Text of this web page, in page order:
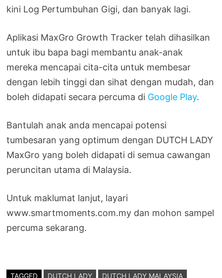
kini Log Pertumbuhan Gigi, dan banyak lagi.
Aplikasi MaxGro Growth Tracker telah dihasilkan
untuk ibu bapa bagi membantu anak-anak
mereka mencapai cita-cita untuk membesar
dengan lebih tinggi dan sihat dengan mudah, dan
boleh didapati secara percuma di Google Play.
Bantulah anak anda mencapai potensi
tumbesaran yang optimum dengan DUTCH LADY
MaxGro yang boleh didapati di semua cawangan
peruncitan utama di Malaysia.
Untuk maklumat lanjut, layari
www.smartmoments.com.my dan mohon sampel
percuma sekarang.
TAGGED DUTCH LADY DUTCH LADY MALAYSIA